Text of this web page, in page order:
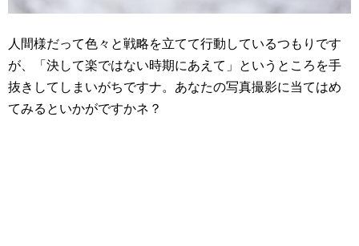
人間様だって色々と戦略を立てて行動しているつもりです
が、「決して楽ではない時期にあえて」というところを手
抜きしてしまいがちですナ。あなたの写真撮影に当てはめ
てみるといかがですかネ？